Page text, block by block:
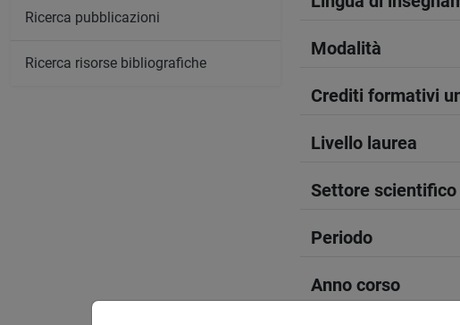
Modalità
Crediti formativi
Livello laurea
Settore
Periodo
Anno corso
Ricerca pubblicazioni
Ricerca risorse bibliografiche